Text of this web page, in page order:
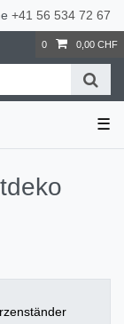
+41 56 534 72 67
0 0,00 CHF
☰